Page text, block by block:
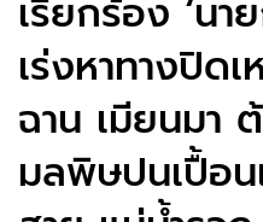
เรียกร้อง ‘นา
เร่งหาทางปิด
ฉาน เมียนมา
มลพิษปนเปื้อ